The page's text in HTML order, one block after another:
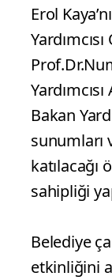
Erol
Bakan
sunumları
katılacağı
sahipliği
Belediye
etkinliğini